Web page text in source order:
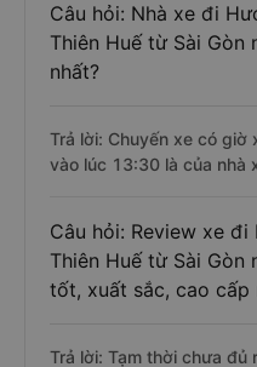
Câu hỏi: Nhà xe đi
Thiên Huế từ Sài Gòn
nhất?
Trả lời: Chuyến xe có giờ
vào lúc 13:30 là của nhà
Câu hỏi: Review xe
Thiên Huế từ Sài Gòn
tốt, xuất sắc, cao cấp
Trả lời: Tạm thời chưa đủ